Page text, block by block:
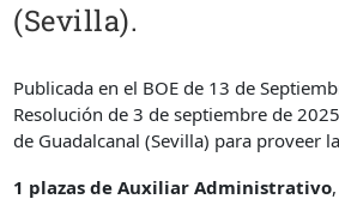
(Sevilla).
Publicada en el BOE de 13 de
Resolución de 3 de septiembre de
de Guadalcanal (Sevilla) para proveer
1 plazas de Auxiliar Administrativo